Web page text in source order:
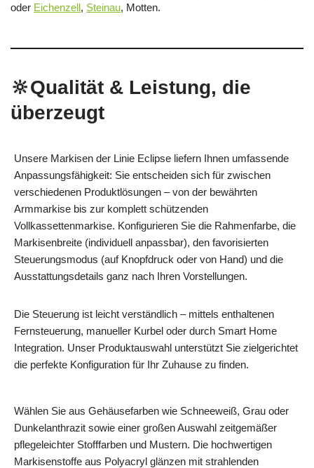
oder Eichenzell, Steinau, Motten.
🔆Qualität & Leistung, die
überzeugt
Unsere Markisen der Linie Eclipse liefern Ihnen umfassende
Anpassungsfähigkeit: Sie entscheiden sich für zwischen
verschiedenen Produktlösungen – von der bewährten
Armmarkise bis zur komplett schützenden
Vollkassettenmarkise. Konfigurieren Sie die Rahmenfarbe, die
Markisenbreite (individuell anpassbar), den favorisierten
Steuerungsmodus (auf Knopfdruck oder von Hand) und die
Ausstattungsdetails ganz nach Ihren Vorstellungen.
Die Steuerung ist leicht verständlich – mittels enthaltenen
Fernsteuerung, manueller Kurbel oder durch Smart Home
Integration. Unser Produktauswahl unterstützt Sie zielgerichtet
die perfekte Konfiguration für Ihr Zuhause zu finden.
Wählen Sie aus Gehäusefarben wie Schneeweiß, Grau oder
Dunkelanthrazit sowie einer großen Auswahl zeitgemäßer
pflegeleichter Stofffarben und Mustern. Die hochwertigen
Markisenstoffe aus Polyacryl glänzen mit strahlenden